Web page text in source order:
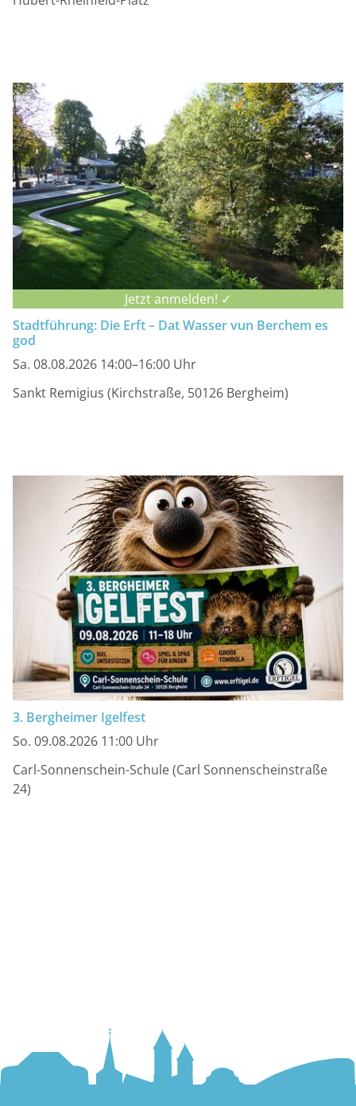
Jetzt anmelden! ✓
Stadtführung: Die Erft – Dat Wasser vun Berchem es
god
Sa. 08.08.2026 14:00–16:00 Uhr
Sankt Remigius (Kirchstraße, 50126 Bergheim)
3. Bergheimer Igelfest
So. 09.08.2026 11:00 Uhr
Carl-Sonnenschein-Schule (Carl Sonnenscheinstraße
24)